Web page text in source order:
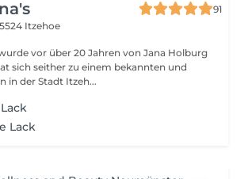
91
Itzehoe
vor über 20 Jahren von Jana Holburg
sich seither zu einem bekannten und
in der Stadt Itzeh...
Lack